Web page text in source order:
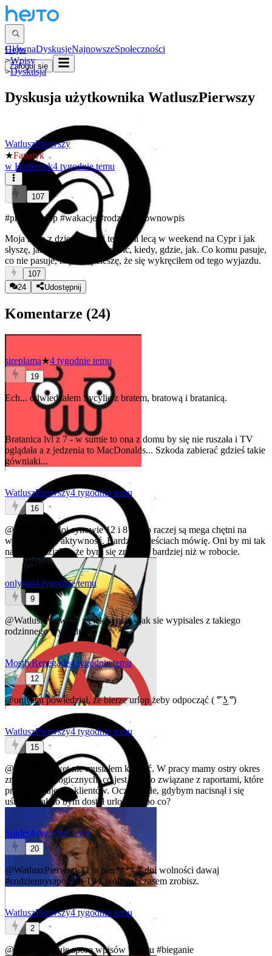
GłównaDyskusjeNajnowszeSpołeczności
Zaloguj się
Hejto
>Wpisy
>Dyskusja
Dyskusja użytkownika WatluszPierwszy
WatluszPierwszy
★Fanatyk
w Hydepark4 tygodnie temu
107
#praca #urlop #wakacje #rodzina
#gownowpis
Moja żona z dzieciakami i teściami lecą w weekend na Cypr i jak
słyszę, jak ustalają co będą robić, kiedy, gdzie, jak. Co komu pasuje,
co nie pasuje, to już się cieszę, że się wykręciłem od tego wyjazdu.
107
24
Udostępnij
Komentarze (24)
sireplama★4 tygodnie temu
19
Ech... odwiedzałem Sycylię z bratem, bratową i bratanicą.
Bratanica lvl z 7 - w sumie to ona z domu by się nie ruszała i TV
oglądała a z jedzenia to MacDonalds... Szkoda zabierać gdzieś takie
gówniaki...
WatluszPierwszy4 tygodnie temu
16
@sireplama
Moi synowie 12 i 8 lat, to raczej są mega chętni na
wszelki ruch i aktywność. Bardziej o teściach mówię. Oni by mi tak
na nerwy działali, że bym się zmęczył bardziej niż w robocie.
onlystat4 tygodnie temu
9
@WatluszPierwszyz ciekawosci - jak sie wypisales z takiego
rodzinnego wyjazdu?
MostlyRenegade4 tygodnie temu
12
@onlystatpowiedział, że bierze urlop żeby odpocząć ( ͡° ͜ʖ ͡°)
WatluszPierwszy4 tygodnie temu
15
@onlystat
nawet nie musiałem kłamać. W pracy mamy ostry okres
zmian technologicznych, co jest mocno związane z raportami, które
przygotowuję dla klientów. Oczywiście, gdybym nacisnął i się
uśmiechnął, to bym dostał urlop, ale po co?
Spider4 tygodnie temu
20
@WatluszPierwszyO ja pier**** 7 dni wolności dawaj
#codziennyraport co Ty z wolnym czasem zrobisz.
WatluszPierwszy4 tygodnie temu
2
@Spider planuję sporo wpisów w tagu #bieganie